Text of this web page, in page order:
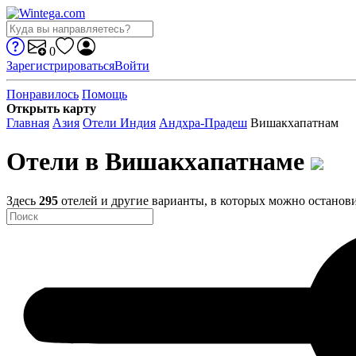
0
ЗарегистрироватьсяВойти
Понравилось Помощь
Открыть карту
Главная Азия Отели Индия Андхра-Прадеш Вишакхапатнам
Отели в Вишакхапатнаме
Здесь 295 отелей и другие варианты, в которых можно